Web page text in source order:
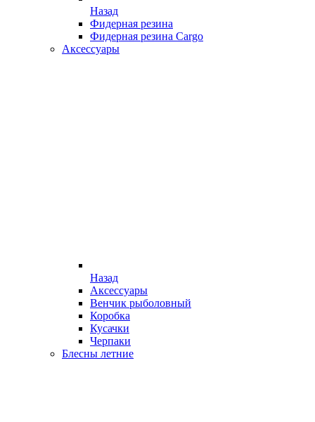
Назад
Фидерная резина
Фидерная резина Cargo
Аксессуары
Назад
Аксессуары
Венчик рыболовный
Коробка
Кусачки
Черпаки
Блесны летние